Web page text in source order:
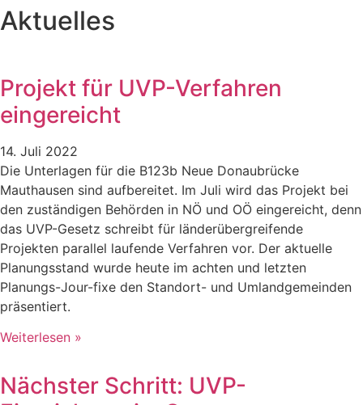
Aktuelles
Projekt für UVP-Verfahren
eingereicht
14. Juli 2022
Die Unterlagen für die B123b Neue Donaubrücke
Mauthausen sind aufbereitet. Im Juli wird das Projekt bei
den zuständigen Behörden in NÖ und OÖ eingereicht, denn
das UVP-Gesetz schreibt für länderübergreifende
Projekten parallel laufende Verfahren vor. Der aktuelle
Planungsstand wurde heute im achten und letzten
Planungs-Jour-fixe den Standort- und Umlandgemeinden
präsentiert.
Weiterlesen »
Nächster Schritt: UVP-